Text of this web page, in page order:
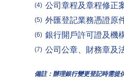
(4) 公司章程及章程修正
(5) 外匯登記業務憑證原
(6) 銀行開戶許可證及機
(7) 公司公章、財務章及
備註：辦理銀行變更登記時需提